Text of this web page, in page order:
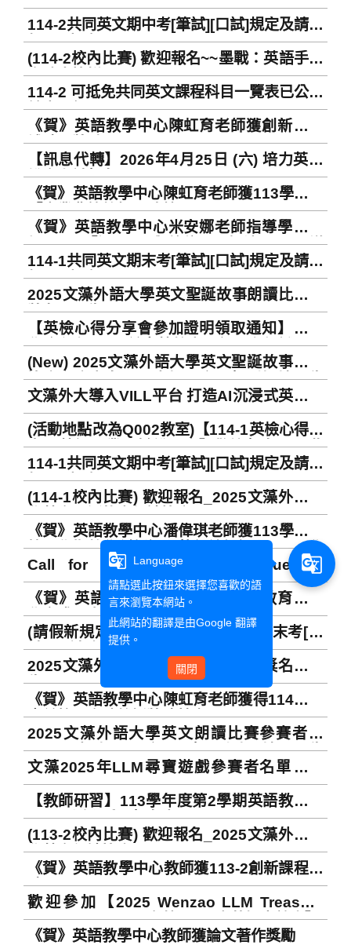
114-2共同英文期中考[筆試][口試]規定及請假
相關事宜 Regulations related to 114-2
General English Mid-term Examination
Schedule (Written Test/ Oral Test) and
application for leave
(114-2校內比賽) 歡迎報名~~墨戰：英語手寫
字跡大比拼
114-2 可抵免共同英文課程科目一覽表已公告
於中心網頁～
《賀》英語教學中心陳虹育老師獲創新課程
補助及獎勵
【訊息代轉】2026年4月25日 (六) 培力英檢
說寫考試報名
《賀》英語教學中心陳虹育老師獲113學年度
「專業典範教師」殊榮
《賀》英語教學中心米安娜老師指導學生參
加114-1「運用 AI 與數位工具解決 SDGs 議
題之創新競賽」，榮獲冠軍！
114-1共同英文期末考[筆試][口試]規定及請假
相關事宜 Regulations related to 114-1
General English Final Examination
Schedule (Written Test/ Oral Test) and
application for leave
2025文藻外語大學英文聖誕故事朗讀比賽獲
獎名單公告~
【英檢心得分享會參加證明領取通知】請同
學務必在11/30前來英教中心領取參加證明及
注意事項
(New) 2025文藻外語大學英文聖誕故事朗讀
比賽參賽者名單、出場順序及報到場地公告
Announcement of Contestant Name
Lists, Running Orders, and Sign-in
Venues of 2025 Wenzao English
Christmas Story Read Aloud Contest
文藻外大導入VILL平台 打造AI沉浸式英語學
習
(活動地點改為Q002教室)【114-1英檢心得分
享暨英語畢業門檻說明會】歡迎報名，只此
一場請勿錯過～
114-1共同英文期中考[筆試][口試]規定及請假
相關事宜 Regulations related to 114-1
General English Mid-term Examination
Schedule (Written Test/ Oral Test) and
application for leave
(114-1校內比賽) 歡迎報名_2025文藻外語大
學英文聖誕故事朗讀比賽
《賀》英語教學中心潘偉琪老師獲113學年度
第一學期教學創新課程執行績優課程、114學
年度第一學期教學創新課程補助
Call for Papers - Special Issue for
TaiwanCALL 2025 Conference
《賀》英語教學中心賴琦瑾老師獲教育部教
學實踐研究計畫
(請假新規定 New) 113-2共同英文期末考[筆
試][口試]規定及請假相關事宜 Regulations
related to 113-2 General English Final
Examination (Written Test/ Oral Test) and
application for leave
2025文藻外語大學英文朗讀比賽獲獎名單公
告
《賀》英語教學中心陳虹育老師獲得114年度
李前校長文瑞教授獎助基金
2025文藻外語大學英文朗讀比賽參賽者名
單、出場順序及報到場地公告
Announcement of Contestant Name
Lists, Running Orders, and Sign-in
Venues of 2025 Wenzao English Read
Aloud Contest
文藻2025年LLM尋寶遊戲參賽者名單公布
2025 Wenzao LLM Treasure Hunt Game
Participant List
【教師研習】113學年度第2學期英語教學中
心研習活動受理報名中 Welcome to register
for 2025 CELT's Faculty workshops
(113-2校內比賽) 歡迎報名_2025文藻外語大
學英文朗讀比賽
《賀》英語教學中心教師獲113-2創新課程補
助
歡迎參加【2025 Wenzao LLM Treasure
Hunt Game 2025文藻 LLM 寶藏探索競賽】
《賀》英語教學中心教師獲論文著作獎勵
g_translate
Language
請點選此按鈕來選擇您喜歡的語
言來瀏覽本網站。
此網站的翻譯是由Google 翻譯
提供。
關閉
g_translate